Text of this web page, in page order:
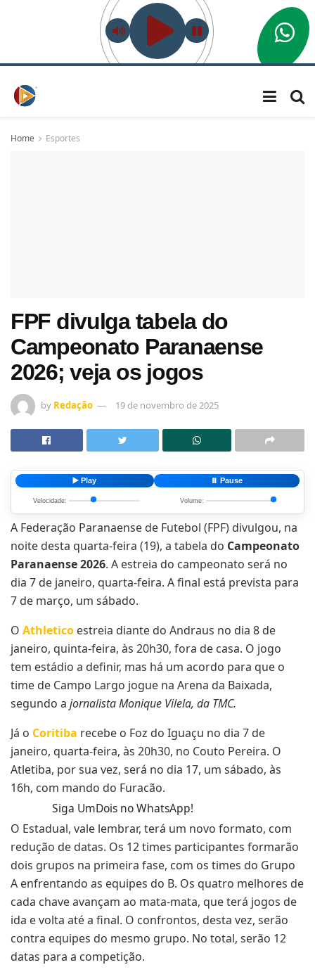
Home Esportes
FPF divulga tabela do
Campeonato Paranaense
2026; veja os jogos
by Redação 19 de novembro de 2025
▶️ Play ⏸️ Pause
Velocidade: Volume:
A Federação Paranaense de Futebol (FPF) divulgou, na
noite desta quarta-feira (19), a tabela do Campeonato
Paranaense 2026. A estreia do campeonato será no
dia 7 de janeiro, quarta-feira. A final está prevista para
7 de março, um sábado.
O Athletico estreia diante do Andraus no dia 8 de
janeiro, quinta-feira, às 20h30, fora de casa. O jogo
tem estádio a definir, mas há um acordo para que o
time de Campo Largo jogue na Arena da Baixada,
segundo a jornalista Monique Vilela, da TMC.
Já o Coritiba recebe o Foz do Iguaçu no dia 7 de
janeiro, quarta-feira, às 20h30, no Couto Pereira. O
Atletiba, por sua vez, será no dia 17, um sábado, às
16h, com mando do Furacão.
Siga UmDois no WhatsApp!
O Estadual, vale lembrar, terá um novo formato, com
redução de datas. Os 12 times participantes formarão
dois grupos na primeira fase, com os times do Grupo
A enfrentando as equipes do B. Os quatro melhores de
cada chave avançam ao mata-mata, que terá jogos de
ida e volta até a final. O confrontos, desta vez, serão
contra equipes do mesmo grupo. No total, serão 12
datas para a competição.